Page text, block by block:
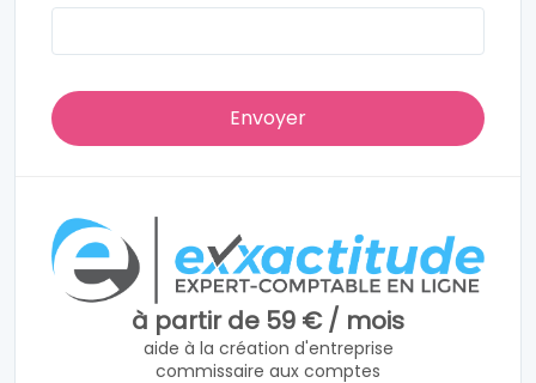
à partir de 59 € / mois
aide à la création d'entreprise
commissaire aux comptes